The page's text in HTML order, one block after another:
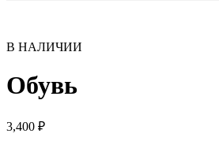
В НАЛИЧИИ
Обувь
3,400 ₽